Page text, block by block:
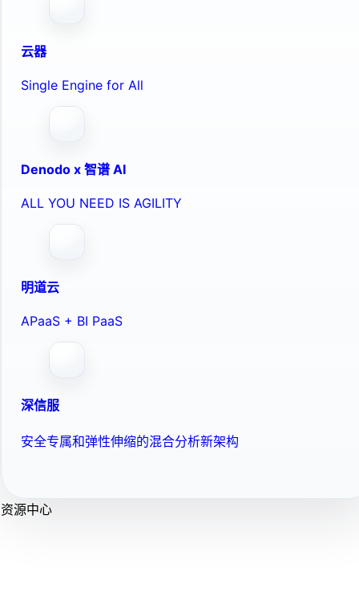
云器
Single Engine for All
Denodo x 智谱 AI
ALL YOU NEED IS AGILITY
明道云
APaaS + BI PaaS
深信服
安全专属和弹性伸缩的混合分析新架构
资源中心